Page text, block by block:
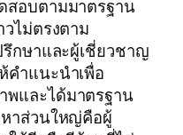
สอบตามมาตรฐาน
ไม่ตรงตาม
กษาและผู้เชี่ยวชาญ
คำแนะนำเพื่อ
และได้มาตรฐาน
าส่วนใหญ่คือผู้